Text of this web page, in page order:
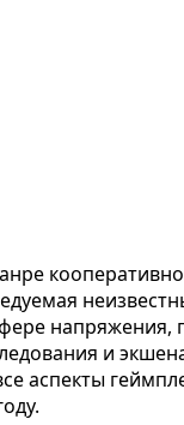
напряжения,
и
аспекты